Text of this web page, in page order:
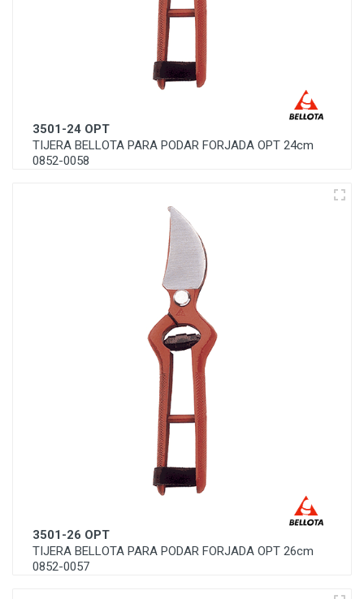
3501-24 OPT
TIJERA BELLOTA PARA PODAR FORJADA OPT 24cm
0852-0058
3501-26 OPT
TIJERA BELLOTA PARA PODAR FORJADA OPT 26cm
0852-0057